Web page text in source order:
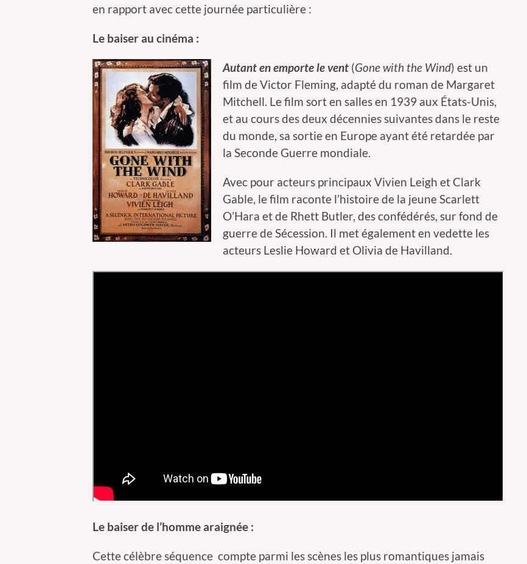
en rapport avec cette journée particulière :
Le baiser au cinéma :
Autant en emporte le vent (Gone with the Wind) est un
film de Victor Fleming, adapté du roman de Margaret
Mitchell. Le film sort en salles en 1939 aux États-Unis,
et au cours des deux décennies suivantes dans le reste
du monde, sa sortie en Europe ayant été retardée par
la Seconde Guerre mondiale.
Avec pour acteurs principaux Vivien Leigh et Clark
Gable, le film raconte l’histoire de la jeune Scarlett
O’Hara et de Rhett Butler, des confédérés, sur fond de
guerre de Sécession. Il met également en vedette les
acteurs Leslie Howard et Olivia de Havilland.
Le baiser de l’homme araignée :
Cette célèbre séquence compte parmi les scènes les plus romantiques jamais